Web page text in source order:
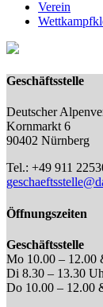
Verein
Geschäftsstelle
Deutscher
Kornmarkt 6
90402 Nürnberg
Tel.: +49 911
Öffnungszeiten
Geschäftsstelle
Mo 10.00 – 12.00
Di 8.30 – 13.30
Do 10.00 – 12.00